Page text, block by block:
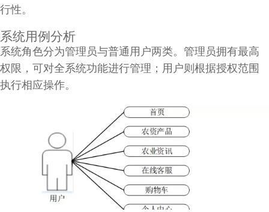
行性。
系统用例分析
系统角色分为管理员与普通用户两类。管理员拥有最高
权限，可对全系统功能进行管理；用户则根据授权范围
执行相应操作。